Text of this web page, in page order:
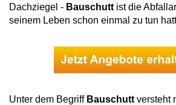
Dachziegel - Bauschutt ist die
seinem Leben schon einmal zu tun
Unter dem Begriff Bauschutt versteht